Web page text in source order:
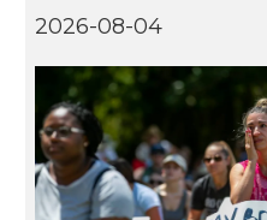
2026-08-04